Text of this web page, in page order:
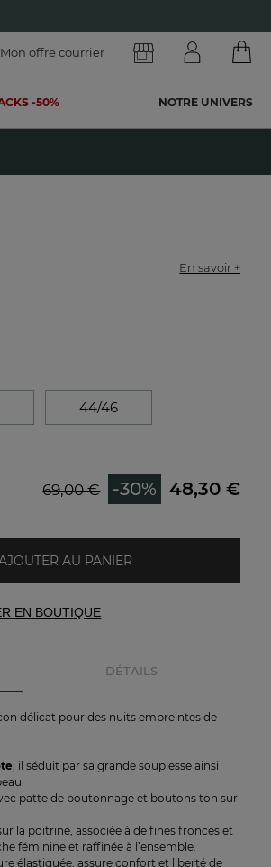
Mon offre courrier
-50% NOTRE UNIVERS
En savoir +
44/46
69,00 € -30% 48,30 €
AU PANIER
EN BOUTIQUE
DÉTAILS
délicat pour des nuits empreintes de
, il séduit par sa grande souplesse ainsi
patte de boutonnage et boutons ton sur
la poitrine, associée à de fines fronces et
féminine et raffinée à l’ensemble.
élastiquée, assure confort et liberté de